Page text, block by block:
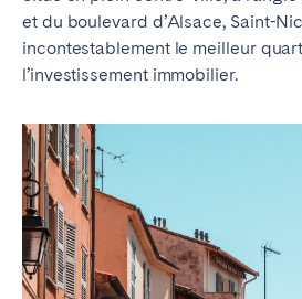
et du boulevard d’Alsace, Saint-
incontestablement le meilleur
l’investissement immobilier.